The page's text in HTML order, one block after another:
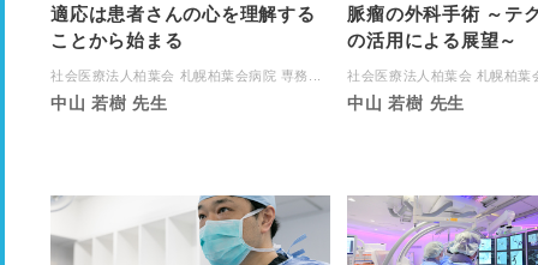
適応は患者さんの心を理解する
ことから始まる
社会医療法人柏葉会 札幌柏葉会病院 専務...
中山 若樹 先生
脈瘤の外科手術 ～テ
の活用による展望～
社会医療法人柏葉会 札幌柏葉
中山 若樹 先生